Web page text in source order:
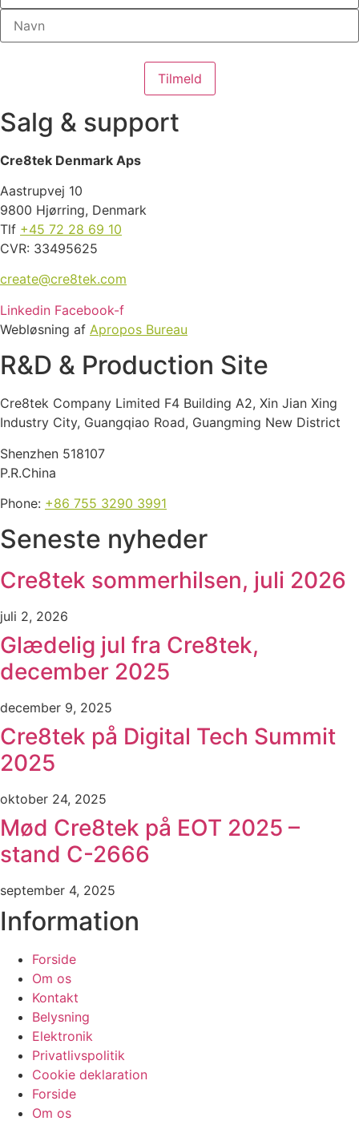
Salg & support
Cre8tek Denmark Aps
Aastrupvej 10
9800 Hjørring, Denmark
Tlf +45 72 28 69 10
CVR: 33495625
create@cre8tek.com
Linkedin Facebook-f
Webløsning af Apropos Bureau
R&D & Production Site
Cre8tek Company Limited F4 Building A2, Xin Jian Xing
Industry City, Guangqiao Road, Guangming New District
Shenzhen 518107
P.R.China
Phone: +86 755 3290 3991
Seneste nyheder
Cre8tek sommerhilsen, juli 2026
juli 2, 2026
Glædelig jul fra Cre8tek,
december 2025
december 9, 2025
Cre8tek på Digital Tech Summit
2025
oktober 24, 2025
Mød Cre8tek på EOT 2025 –
stand C-2666
september 4, 2025
Information
Forside
Om os
Kontakt
Belysning
Elektronik
Privatlivspolitik
Cookie deklaration
Forside
Om os